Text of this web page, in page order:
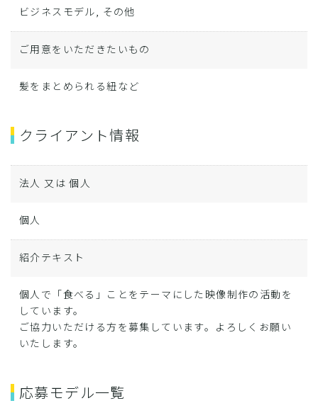
ビジネスモデル, その他
ご用意をいただきたいもの
髪をまとめられる紐など
クライアント情報
法人 又は 個人
個人
紹介テキスト
個人で「食べる」ことをテーマにした映像制作の活動を
しています。
ご協力いただける方を募集しています。よろしくお願い
いたします。
応募モデル一覧